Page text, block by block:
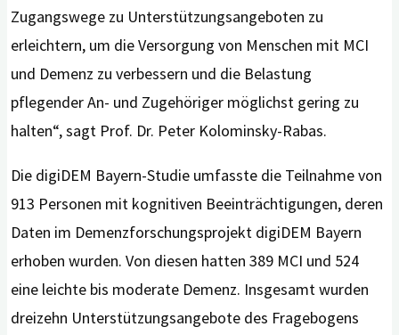
Zugangswege zu Unterstützungsangeboten zu
erleichtern, um die Versorgung von Menschen mit MCI
und Demenz zu verbessern und die Belastung
pflegender An- und Zugehöriger möglichst gering zu
halten“, sagt Prof. Dr. Peter Kolominsky-Rabas.
Die digiDEM Bayern-Studie umfasste die Teilnahme von
913 Personen mit kognitiven Beeinträchtigungen, deren
Daten im Demenzforschungsprojekt digiDEM Bayern
erhoben wurden. Von diesen hatten 389 MCI und 524
eine leichte bis moderate Demenz. Insgesamt wurden
dreizehn Unterstützungsangebote des Fragebogens